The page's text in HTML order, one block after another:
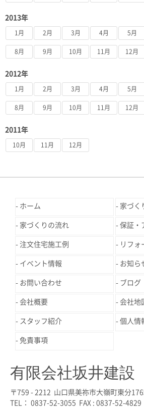
2013年
1月 2月 3月 4月 5月
8月 9月 10月 11月 12月
2012年
1月 2月 3月 4月 5月
8月 9月 10月 11月 12月
2011年
10月 11月 12月
ホーム 家づく
家づくりの流れ 保証・
注文住宅施工例 リフォ
イベント情報 お知ら
お問い合わせ ブログ
会社概要 会社地
スタッフ紹介 個人情
免責事項
有限会社坂井建設
〒759 - 2212 山口県美祢市大嶺町東分
TEL： 0837-52-3055 FAX : 0837-52-4829